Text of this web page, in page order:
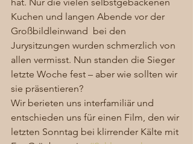
Kuchen und langen Abende vor der
Großbildleinwand  bei den
Jurysitzungen wurden schmerzlich von
allen vermisst. Nun standen die Sieger
letzte Woche fest – aber wie sollten wir
sie präsentieren?
Wir berieten uns interfamiliär und
entschieden uns für einen Film, den wir
letzten Sonntag bei klirrender Kälte mit